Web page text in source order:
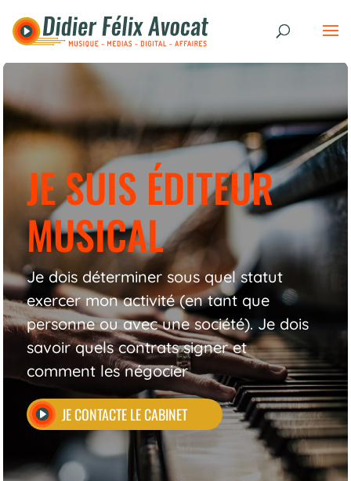
JE SUIS ÉDITEUR
MUSICAL
Je dois déterminer sous quel statut
exercer mon activité (en tant que
personne ou avec une société). Je dois
savoir quels contrats signer et
comment les négocier
JE CONTACTE LE CABINET